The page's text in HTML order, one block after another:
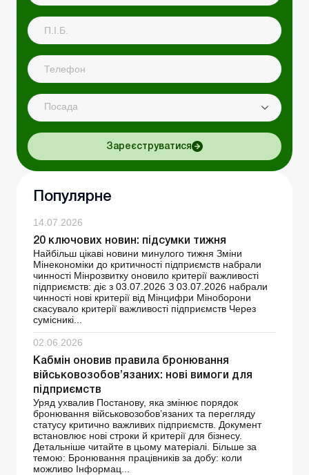
Посада
Зареєструватися
Популярне
14.07.2026
20 ключових новин: підсумки тижня
Найбільш цікаві новини минулого тижня Зміни
Мінекономіки до критичності підприємств набрали
чинності Мінрозвитку оновило критерії важливості
підприємств: діє з 03.07.2026 З 03.07.2026 набрали
чинності нові критерії від Мінцифри Міноборони
скасувало критерії важливості підприємств Через
сумісникі...
02.06.2026
Кабмін оновив правила бронювання
військовозобов’язаних: нові вимоги для
підприємств
Уряд ухвалив Постанову, яка змінює порядок
бронювання військовозобов’язаних та перегляду
статусу критично важливих підприємств. Документ
встановлює нові строки й критерії для бізнесу.
Детальніше читайте в цьому матеріалі. Більше за
темою: Бронювання працівників за добу: коли
можливо Інформац...